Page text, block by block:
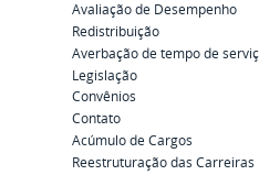
Avaliação de Desempenho
Redistribuição
Averbação de tempo de
Legislação
Convênios
Contato
Acúmulo de Cargos
Reestruturação das Carreiras